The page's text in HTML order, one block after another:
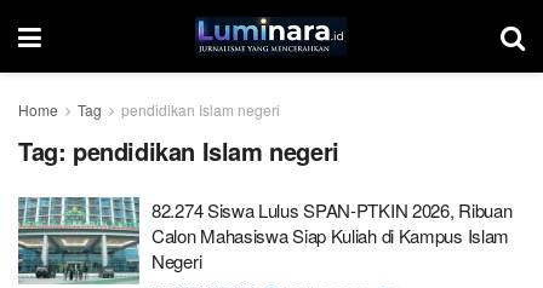
Home Tag pendidikan Islam negeri
Tag: pendidikan Islam negeri
82.274 Siswa Lulus SPAN-PTKIN 2026, Ribuan
Calon Mahasiswa Siap Kuliah di Kampus Islam
Negeri